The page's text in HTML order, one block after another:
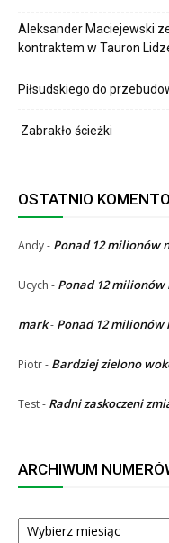
Aleksander Maciejewski
kontraktem w Tauron
Piłsudskiego do
Zabrakło ścieżki
OSTATNIO
Andy- Ponad 12 milionów
Ucych - Ponad 12 milionów
mark- Ponad 12 milionów
Piotr- Bardziej zielono
Test- Radni zaskoczeni
ARCHIWUM
ARCHIWUM
NUMERÓW